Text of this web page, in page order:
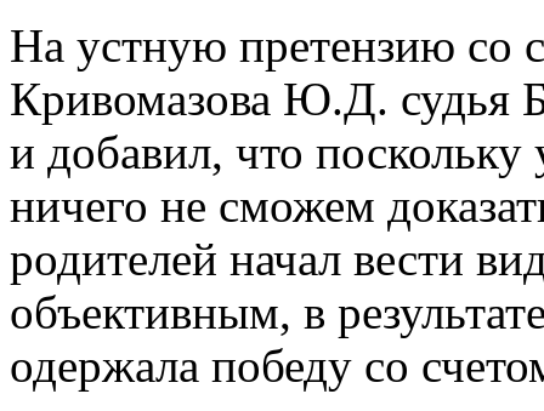
На устную претензию со
Кривомазова Ю.Д. судья
и добавил, что
ничего не сможем
родителей начал вести
объективным, в
одержала победу со